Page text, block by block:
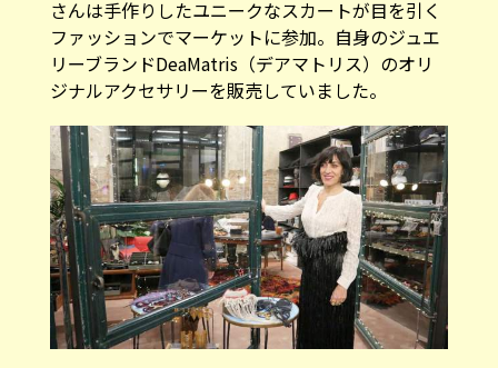
さんは手作りしたユニークなスカートが目を引く
ファッションでマーケットに参加。自身のジュエ
リーブランドDeaMatris（デアマトリス）のオリ
ジナルアクセサリーを販売していました。